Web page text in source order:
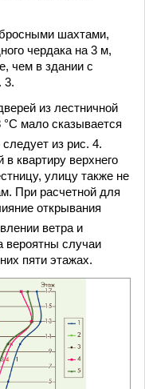
шахтами,
чердака на 3 м,
чем в здании с
3.
из лестничной
°С мало сказывается
из рис. 4.
квартиру верхнего
улицу также не
При расчетной для
открывания
ветра и
вероятны случаи
пяти этажах.